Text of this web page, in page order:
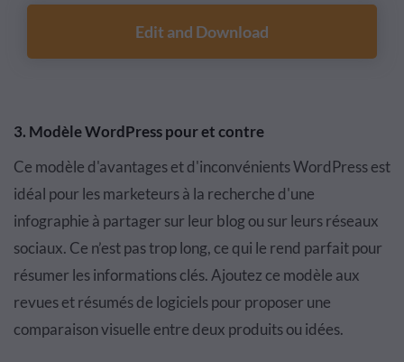
Edit and Download
3. Modèle WordPress pour et contre
Ce modèle d'avantages et d'inconvénients WordPress est
idéal pour les marketeurs à la recherche d'une
infographie à partager sur leur blog ou sur leurs réseaux
sociaux. Ce n’est pas trop long, ce qui le rend parfait pour
résumer les informations clés. Ajoutez ce modèle aux
revues et résumés de logiciels pour proposer une
comparaison visuelle entre deux produits ou idées.